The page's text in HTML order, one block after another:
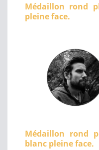
Médaillon rond
pleine face.
Médaillon rond
blanc pleine face.